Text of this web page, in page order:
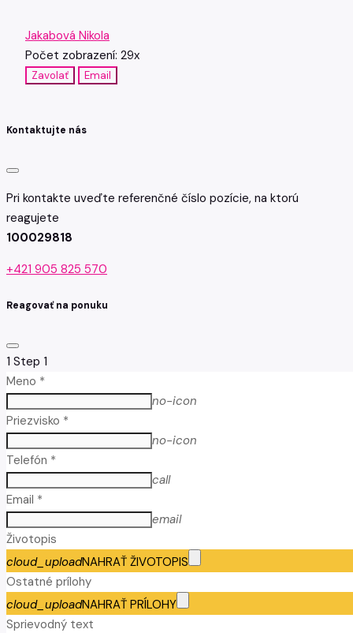
Jakabová Nikola
Počet zobrazení: 29x
Zavolať Email
Kontaktujte nás
Pri kontakte uveďte referenčné číslo pozície, na ktorú
reagujete
100029818
+421 905 825 570
Reagovať na ponuku
1 Step 1
Meno *
no-icon
Priezvisko *
no-icon
Telefón *
call
Email *
email
Životopis
cloud_uploadNAHRAŤ ŽIVOTOPIS
Ostatné prílohy
cloud_uploadNAHRAŤ PRÍLOHY
Sprievodný text